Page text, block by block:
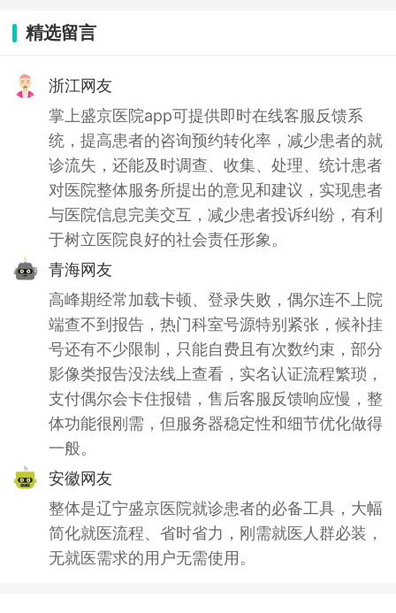
精选留言
浙江网友
掌上盛京医院app可提供即时在线客服反馈系
统，提高患者的咨询预约转化率，减少患者的就
诊流失，还能及时调查、收集、处理、统计患者
对医院整体服务所提出的意见和建议，实现患者
与医院信息完美交互，减少患者投诉纠纷，有利
于树立医院良好的社会责任形象。
青海网友
高峰期经常加载卡顿、登录失败，偶尔连不上院
端查不到报告，热门科室号源特别紧张，候补挂
号还有不少限制，只能自费且有次数约束，部分
影像类报告没法线上查看，实名认证流程繁琐，
支付偶尔会卡住报错，售后客服反馈响应慢，整
体功能很刚需，但服务器稳定性和细节优化做得
一般。
安徽网友
整体是辽宁盛京医院就诊患者的必备工具，大幅
简化就医流程、省时省力，刚需就医人群必装，
无就医需求的用户无需使用。